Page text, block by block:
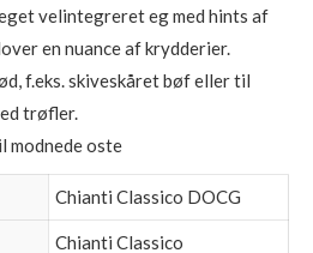
velintegreret eg med hints af
en nuance af krydderier.
f.eks. skiveskåret bøf eller til
trøfler.
modnede oste
Chianti Classico DOCG
Chianti Classico